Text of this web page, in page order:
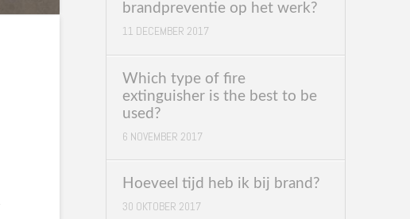
brandpreventie op het werk?
11 DECEMBER 2017
Which type of fire
extinguisher is the best to be
used?
6 NOVEMBER 2017
Hoeveel tijd heb ik bij brand?
30 OKTOBER 2017